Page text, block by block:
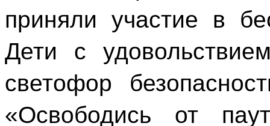
приняли участие в
Дети с
светофор
«Освободись от